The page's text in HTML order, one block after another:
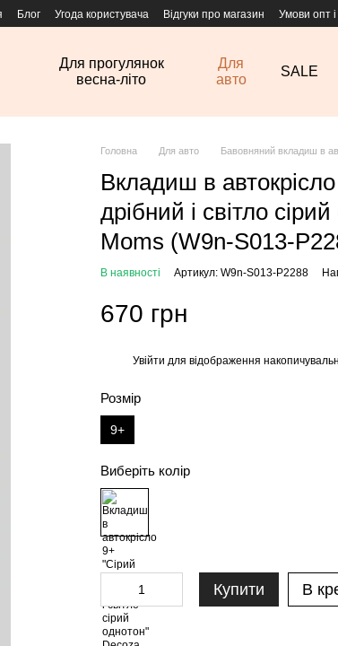
Блог Угода користувача Відгуки про магазин Умови опт
Для прогулянок
весна-літо
Для
авто
SALE
Головна Для авто Бавовняний вкладиш в
Вкладиш в
дрібний і світло
Moms (W9n-S013-
В наявності Артикул: W9n-S013-P2288
670 грн
Увійти для відображення
Розмір
9+
Виберіть колір
Купити В